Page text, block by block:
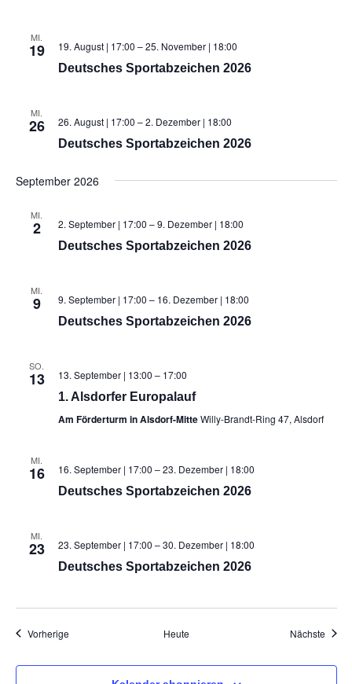
MI.
19 19. August | 17:00 –25. November | 18:00
Deutsches Sportabzeichen 2026
MI.
26 26. August | 17:00 –2. Dezember | 18:00
Deutsches Sportabzeichen 2026
September 2026
MI.
2 2. September | 17:00 –9. Dezember | 18:00
Deutsches Sportabzeichen 2026
MI.
9 9. September | 17:00 – 16. Dezember | 18:00
Deutsches Sportabzeichen 2026
SO.
13 13. September | 13:00 – 17:00
1. Alsdorfer Europalauf
Am Förderturm in Alsdorf-MitteWilly-Brandt-Ring 47, Alsdorf
MI.
16 16. September | 17:00 –23. Dezember | 18:00
Deutsches Sportabzeichen 2026
MI.
23 23. September | 17:00 –30. Dezember | 18:00
Deutsches Sportabzeichen 2026
VorherigeVeranstaltungen Heute Nächste